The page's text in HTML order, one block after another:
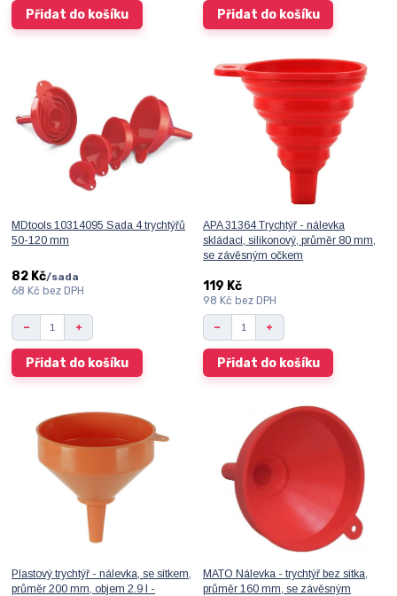
Přidat do košíku Přidat do košíku
MDtools 10314095 Sada 4 trychtýřů
50-120 mm
82 Kč/sada
68 Kč bez DPH
Přidat do košíku
APA 31364 Trychtýř - nálevka
skládací, silikonový, průměr 80 mm,
se závěsným očkem
119 Kč
98 Kč bez DPH
Přidat do košíku
Plastový trychtýř - nálevka, se sítkem,
průměr 200 mm, objem 2.9 l -
MATO Nálevka - trychtýř bez sítka,
průměr 160 mm, se závěsným